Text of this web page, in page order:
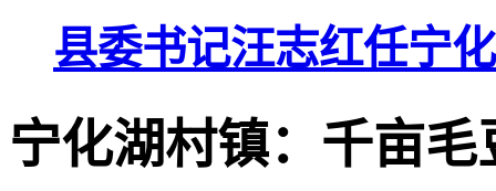
县委书记汪志红任宁
宁化湖村镇：千亩毛